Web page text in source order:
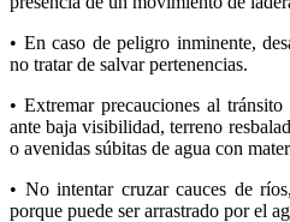
• En caso de peligro inminente,
no tratar de salvar pertenencias.
• Extremar precauciones al
ante baja visibilidad, terreno
o avenidas súbitas de agua con
• No intentar cruzar cauces de
porque puede ser arrastrado por el